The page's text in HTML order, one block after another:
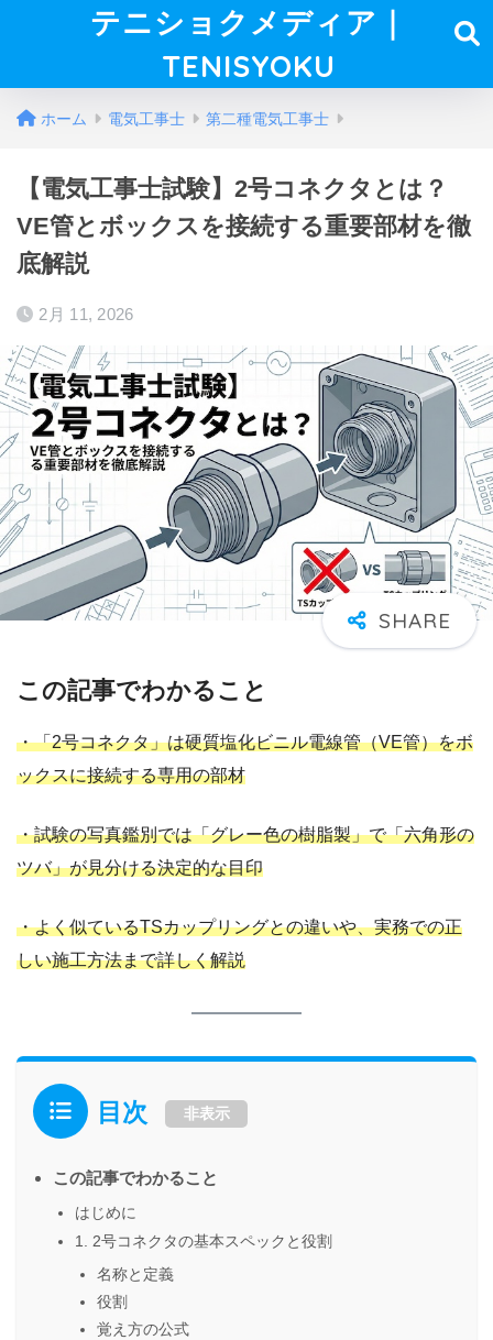
テニショクメディア｜
TENISYOKU
ホーム 電気工事士 第二種電気工事士
【電気工事士試験】2号コネクタとは？
VE管とボックスを接続する重要部材を徹
底解説
2月 11, 2026
この記事でわかること
・「2号コネクタ」は硬質塩化ビニル電線管（VE管）をボ
ックスに接続する専用の部材
・試験の写真鑑別では「グレー色の樹脂製」で「六角形の
ツバ」が見分ける決定的な目印
・よく似ているTSカップリングとの違いや、実務での正
しい施工方法まで詳しく解説
目次 非表示
この記事でわかること
はじめに
1. 2号コネクタの基本スペックと役割
名称と定義
役割
覚え方の公式